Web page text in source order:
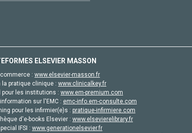
ELSEVIER MASSON
: www.elsevier-masson.fr
la pratique clinique : www.clinicalkey.fr
pour les institutions : www.em-premium.com
sur l'EMC : emc-info.em-consulte.com
pour les infirmier(e)s : pratique-infirmiere.com
d'e-books Elsevier : www.elsevierelibrary.fr
IFSI : www.generationelsevier.fr